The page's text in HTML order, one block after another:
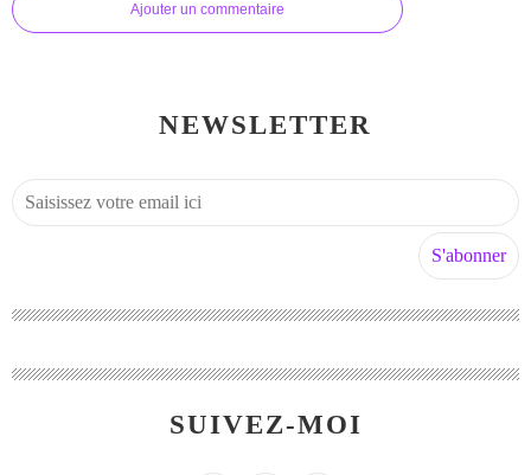
Ajouter un commentaire
NEWSLETTER
SUIVEZ-MOI